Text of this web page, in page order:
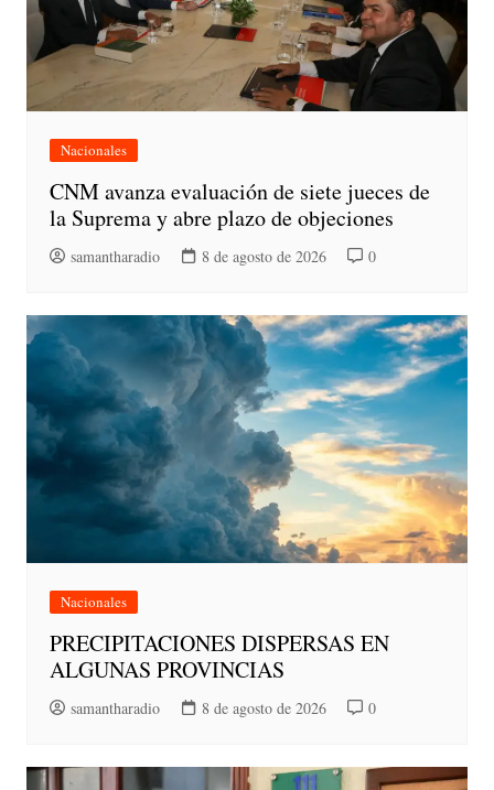
Nacionales
CNM avanza evaluación de siete jueces de
la Suprema y abre plazo de objeciones
samantharadio 8 de agosto de 2026 0
Nacionales
PRECIPITACIONES DISPERSAS EN
ALGUNAS PROVINCIAS
samantharadio 8 de agosto de 2026 0